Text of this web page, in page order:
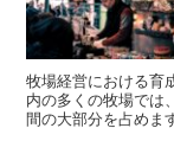
牧場経営における育
内の多くの牧場では
間の大部分を占めま